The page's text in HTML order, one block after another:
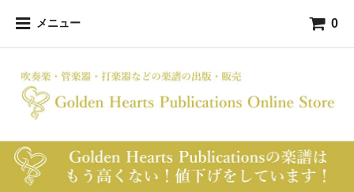
メニュー 0